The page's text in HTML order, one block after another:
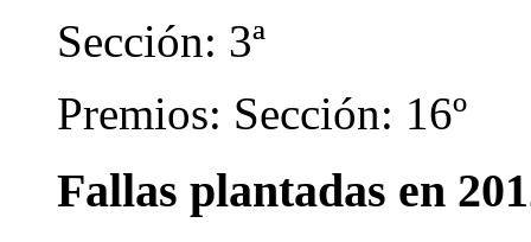
Sección: 3ª
Premios: Sección: 16º
Fallas plantadas en